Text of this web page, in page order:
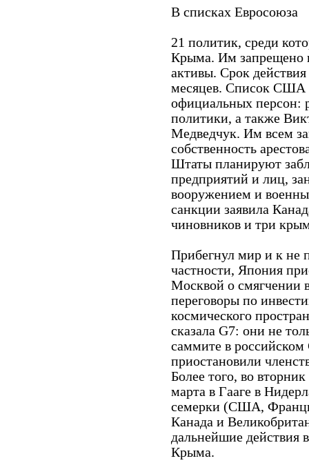
В списках Евросоюза
21 политик, среди
Крыма. Им запрещено
активы. Срок
месяцев. Список США
официальных персон:
политики, а также
Медведчук. Им всем
собственность
Штаты планируют
предприятий и лиц,
вооружением и
санкции заявила
чиновников и три
Прибегнул мир и к не
частности, Япония
Москвой о смягчении
переговоры по
космического
сказала G7: они не
саммите в
приостановили
Более того, во
марта в Гааге в
семерки (США,
Канада и
дальнейшие действия
Крыма.